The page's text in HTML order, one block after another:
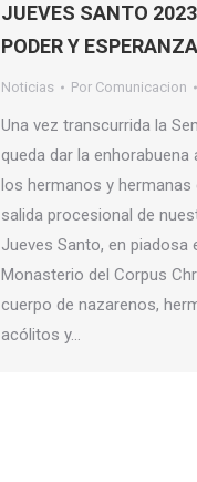
JUEVES SANTO
PODER Y
Noticias Por Comunicacion
Una vez transcurrida la
queda dar la
los hermanos y hermanas
salida procesional de
Jueves Santo, en piadosa
Monasterio del Corpus
cuerpo de nazarenos,
acólitos y…